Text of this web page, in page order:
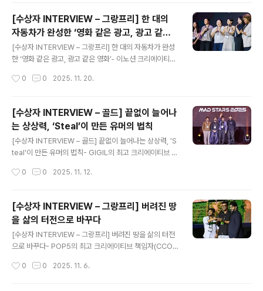
hodo가 의료 스타트업 OUI Inc.와 함께 선보인 Smart E
ye Camera인데요. 이 프로젝트는 Innovation Stars와
SDGs Stars에서 골드를 수상하며 작은 아이디어가 어떻
게 큰 변화를 만들 수 있는지를 증명해 보였습니다. Smart
Eye Camera는 일본의 안과 전문의 Eisuke Shimizu
단 장비처럼 바꿀 수 ..
[수상자 INTERVIEW – 그랑프리] 한 대의
자동차가 완성한 ‘영화 같은 광고, 광고 같은
영화’
[수상자 INTERVIEW – 그랑프리] 한 대의 자동차가 완성
한 ‘영화 같은 광고, 광고 같은 영화’- 이노션 크리에이티브
STARS.그 수많은 작품 가운데 올해 특히 강렬한 인상을
5(IONIQ 5)로 만들어낸 단편 영화 ‘밤낚시(Night Fishin
g)’ 입니다.이 작품은 MAD STARS 2025에서 그랑프리
1, 골드 2, 실버 2, 브론즈 3 총 8개의 상을 수상하며, 대한
민국 크리에이티브의 저력을 다시 한번 세계에 각인시켰습
니다. 밤낚시의 시작은 아주 단순하지만 도전적인 질문에
까?”현실에서 자동차는 이동수단에 불과하고, 콘텐츠..
0 0 2025. 11. 20.
[수상자 INTERVIEW – 골드] 끝없이 늘어나
는 상상력, ‘Steal’이 만든 유머의 법칙
[수상자 INTERVIEW – 골드] 끝없이 늘어나는 상상력, 'S
teal'이 만든 유머의 법칙- GIGIL의 최고 크리에이티브 책
계 각국의 캠페인을 만날 수 있는 MAD STARS!이번에는
l’을 소개합니다. 이 캠페인은 리빙 제품의 다양성을 가장
기발하고 유쾌한 방식으로 풀어낸 작품으로,일상의 공간을
상상력과 유머로 채워낸 GIGIL의 독창적인 크리에이티브
가 돋보입니다.“리빙 제품의 폭넓은 라인업을 한 편의 광고
안에서 모두 보여달라.”필리핀 가구 브랜드 만다우에 폼(M
크리에이티브 에이전시 GIGIL에게 주어..
0 0 2025. 11. 12.
[수상자 INTERVIEW – 그랑프리] 버려진 땅
을 삶의 터전으로 바꾸다
[수상자 INTERVIEW – 그랑프리] 버려진 땅을 삶의 터전
으로 바꾸다- POP5의 최고 크리에이티브 책임자(CCO),
eak Bar’가 일상 속 ‘휴식’의 가치를 새롭게 정의했다면,이
0 0 2025. 11. 6.